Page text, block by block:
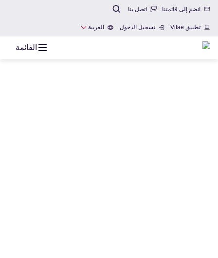
انضم إلى قائمتنا اتصل بنا
تطبيق Vitae تسجيل الدخول العربية
القائمة